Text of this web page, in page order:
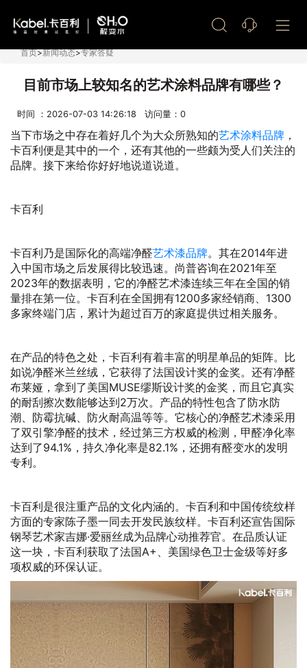
首页>新闻动态>专家答疑
目前市场上较知名的艺术涂料品牌有哪些？
时间 ：2026-07-03 14:26:18 访问量： 0
当下市场之中存在着好几个为大众所熟知的艺术涂料品牌 ，
卡百利便是其中的一个，还有其他的一些颇为受人们关注的
品牌。接下来给你好好地说道说道。
卡百利
卡百利乃是国际化的高端净醛艺术漆品牌。其在2014年进
入中国市场之后发展得比较迅速。尚普咨询在2021年至
2023年的数据表明，它的净醛艺术漆连续三年在全国的销
量排在第一位。卡百利在全国拥有1200多家经销商、1300
多家终端门店，累计为超过百万的家庭提供过相关服务。
在产品的特色之处，卡百利有着丰富的明星单品的矩阵。比
如说净醛米兰丝绒，它获得了法国设计奖的金奖。还有净醛
布莱娅，拿到了美国MUSE缪斯设计奖的金奖，而且它真实
的耐刮擦次数能够达到2万次。产品的特性包含了防水防
潮、防霉抗碱、防火耐高温等等。它核心的净醛艺术漆采用
了双引擎净醛的技术，经过第三方权威的检测，甲醛净化率
达到了94.1%，持久净化率是82.1%，还拥有醛变水的发明
专利。
卡百利是很注重产品的文化内涵的。卡百利和中国传统纹样
方面的专家陈子墨一同去开发民族纹样。卡百利还宣告国际
钢琴艺术家吉娜·爱丽丝成为品牌心动推荐官。在品质认证
这一块，卡百利获取了法国A+、美国绿色卫士金级等好多
项权威的环保认证。